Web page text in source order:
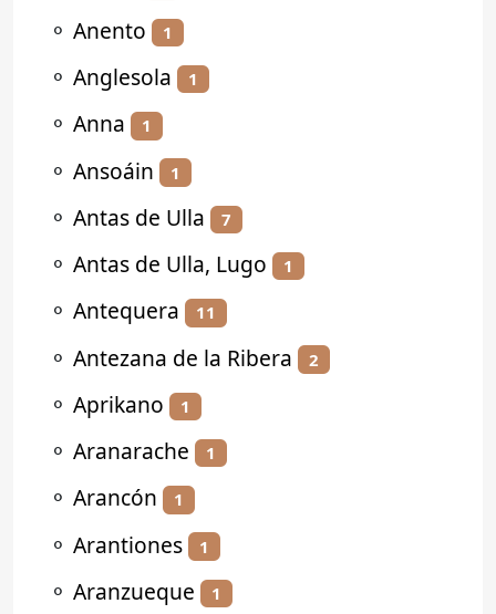
⚬ Anento 1
⚬ Anglesola 1
⚬ Anna 1
⚬ Ansoáin 1
⚬ Antas de Ulla 7
⚬ Antas de Ulla, Lugo 1
⚬ Antequera 11
⚬ Antezana de la Ribera 2
⚬ Aprikano 1
⚬ Aranarache 1
⚬ Arancón 1
⚬ Arantiones 1
⚬ Aranzueque 1